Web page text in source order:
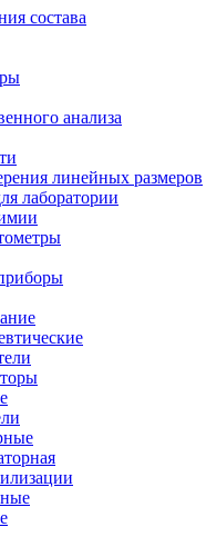
состава
анализа
линейных размеров
лаборатории